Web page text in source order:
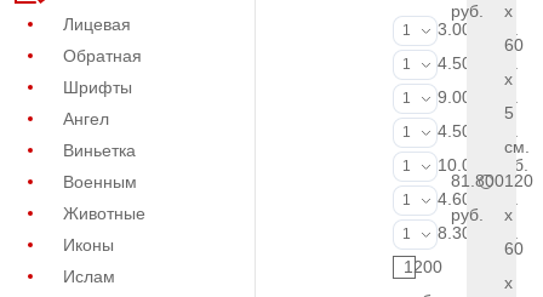
Лицевая
Обратная
Шрифты
Ангел
Виньетка
Военным
Животные
Иконы
Ислам
ФИО и даты
1
3.000 руб.
ФИО и даты
1
4.500 руб.
ФИО и даты
1
9.000 руб.
Портрет
1
4.500 руб.
Портрет
1
10.000 руб.
Фотокерамика
1
4.600 руб.
Фото на
1
8.300 руб.
1200
руб.
x
60
x
5
см.
81.800
руб.
120
x
60
x